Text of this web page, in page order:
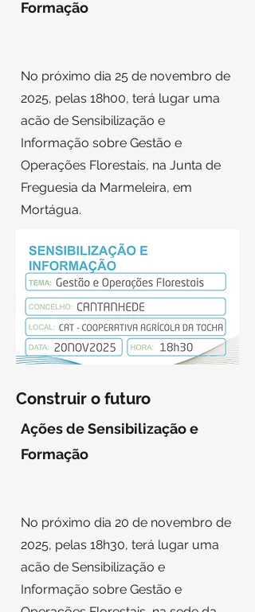
Formação
No próximo dia 25 de novembro de
2025, pelas 18h00, terá lugar uma
acão de Sensibilização e
Informação sobre Gestão e
Operações Florestais, na Junta de
Freguesia da Marmeleira, em
Mortágua.
Construir o futuro
Ações de Sensibilização e
Formação
No próximo dia 20 de novembro de
2025, pelas 18h30, terá lugar uma
acão de Sensibilização e
Informação sobre Gestão e